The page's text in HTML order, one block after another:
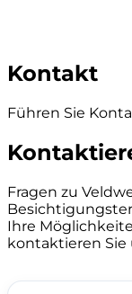
Kontakt
Führen Sie
Fragen zu
Ihre
kontaktieren Sie